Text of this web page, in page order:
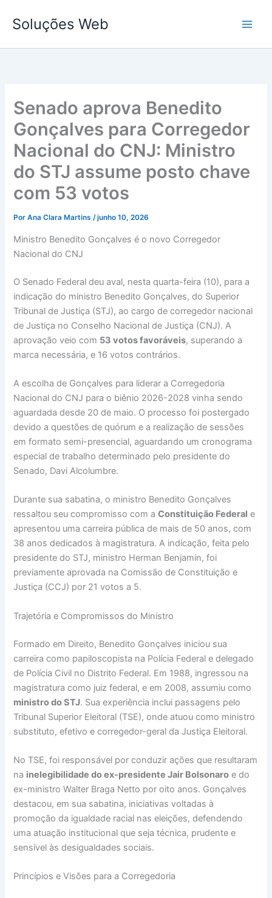
para
conteúdo
Soluções Web
Senado aprova Benedito
Gonçalves para Corregedor
Nacional do CNJ: Ministro
do STJ assume posto chave
com 53 votos
PorAna Clara Martins/junho 10, 2026
Ministro Benedito Gonçalves é o novo Corregedor
Nacional do CNJ
O Senado Federal deu aval, nesta quarta-feira (10), para a
indicação do ministro Benedito Gonçalves, do Superior
Tribunal de Justiça (STJ), ao cargo de corregedor nacional
de Justiça no Conselho Nacional de Justiça (CNJ). A
aprovação veio com 53 votos favoráveis, superando a
marca necessária, e 16 votos contrários.
A escolha de Gonçalves para liderar a Corregedoria
Nacional do CNJ para o biênio 2026-2028 vinha sendo
aguardada desde 20 de maio. O processo foi postergado
devido a questões de quórum e a realização de sessões
em formato semi-presencial, aguardando um cronograma
especial de trabalho determinado pelo presidente do
Senado, Davi Alcolumbre.
Durante sua sabatina, o ministro Benedito Gonçalves
ressaltou seu compromisso com aConstituição Federal e
apresentou uma carreira pública de mais de 50 anos, com
38 anos dedicados à magistratura. A indicação, feita pelo
presidente do STJ, ministro Herman Benjamin, foi
previamente aprovada na Comissão de Constituição e
Justiça (CCJ) por 21 votos a 5.
Trajetória e Compromissos do Ministro
Formado em Direito, Benedito Gonçalves iniciou sua
carreira como papiloscopista na Polícia Federal e delegado
de Polícia Civil no Distrito Federal. Em 1988, ingressou na
magistratura como juiz federal, e em 2008, assumiu como
ministro do STJ. Sua experiência inclui passagens pelo
Tribunal Superior Eleitoral (TSE), onde atuou como ministro
substituto, efetivo e corregedor-geral da Justiça Eleitoral.
No TSE, foi responsável por conduzir ações que resultaram
na inelegibilidade do ex-presidente Jair Bolsonaro e do
ex-ministro Walter Braga Netto por oito anos. Gonçalves
destacou, em sua sabatina, iniciativas voltadas à
promoção da igualdade racial nas eleições, defendendo
uma atuação institucional que seja técnica, prudente e
sensível às desigualdades sociais.
Princípios e Visões para a Corregedoria